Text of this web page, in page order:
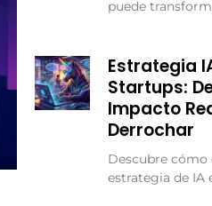
puede
Estrategia
Startups:
Impacto
Derrochar
Descubre cómo
estrategia de IA